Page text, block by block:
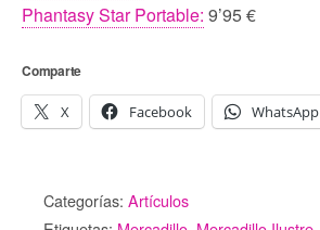
Phantasy Star Portable: 9’95 €
Comparte
X Facebook WhatsApp
Categorías: Artículos